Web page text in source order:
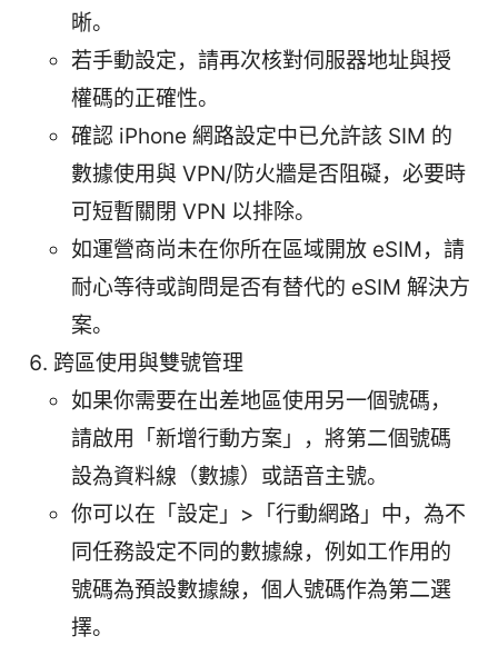
晰。
若手動設定，請再次核對伺服器地址與授
權碼的正確性。
確認 iPhone 網路設定中已允許該 SIM 的
數據使用與 VPN/防火牆是否阻礙，必要時
可短暫關閉 VPN 以排除。
如運營商尚未在你所在區域開放 eSIM，請
耐心等待或詢問是否有替代的 eSIM 解決方
案。
跨區使用與雙號管理
如果你需要在出差地區使用另一個號碼，
請啟用「新增行動方案」，將第二個號碼
設為資料線（數據）或語音主號。
你可以在「設定」>「行動網路」中，為不
同任務設定不同的數據線，例如工作用的
號碼為預設數據線，個人號碼作為第二選
擇。